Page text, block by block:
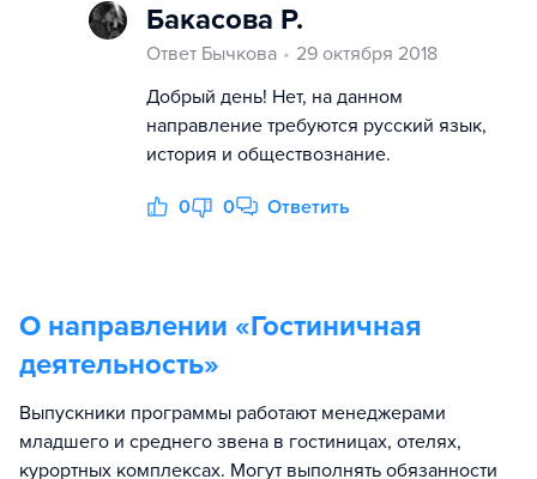
Бакасова Р.
Ответ Бычкова
29 октября 2018
Добрый день! Нет, на данном
направление требуются русский язык,
история и обществознание.
0 0 Ответить
О направлении «Гостиничная
деятельность»
Выпускники программы работают менеджерами
младшего и среднего звена в гостиницах, отелях,
курортных комплексах. Могут выполнять обязанности